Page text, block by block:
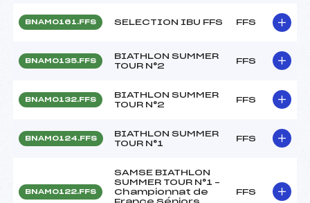
BNAM0161.FFS SELECTION IBU FFS FFS
BNAM0135.FFS
BIATHLON SUMMER
TOUR N°2
FFS
BNAM0132.FFS
BIATHLON SUMMER
TOUR N°2
FFS
BNAM0124.FFS
BIATHLON SUMMER
TOUR N°1
FFS
BNAM0122.FFS
SAMSE BIATHLON
SUMMER TOUR N°1 –
Championnat de
France Séniors
FFS